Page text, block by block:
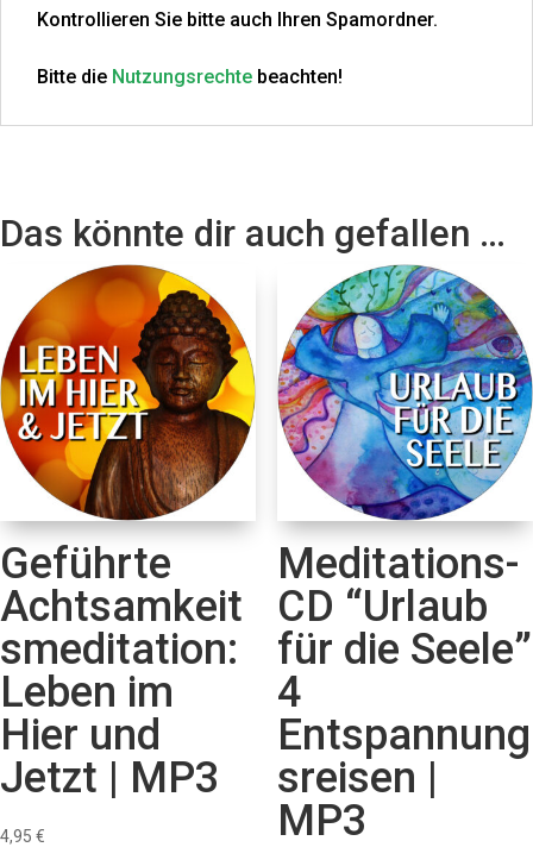
Kontrollieren Sie bitte auch Ihren Spamordner.
Bitte die Nutzungsrechte beachten!
Das könnte dir auch gefallen …
Geführte
Achtsamkeit
smeditation:
Leben im
Hier und
Jetzt | MP3
4,95 €
Meditations-
CD “Urlaub
für die Seele”
4
Entspannung
sreisen |
MP3